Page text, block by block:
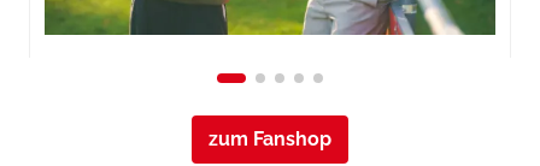
zum Fanshop